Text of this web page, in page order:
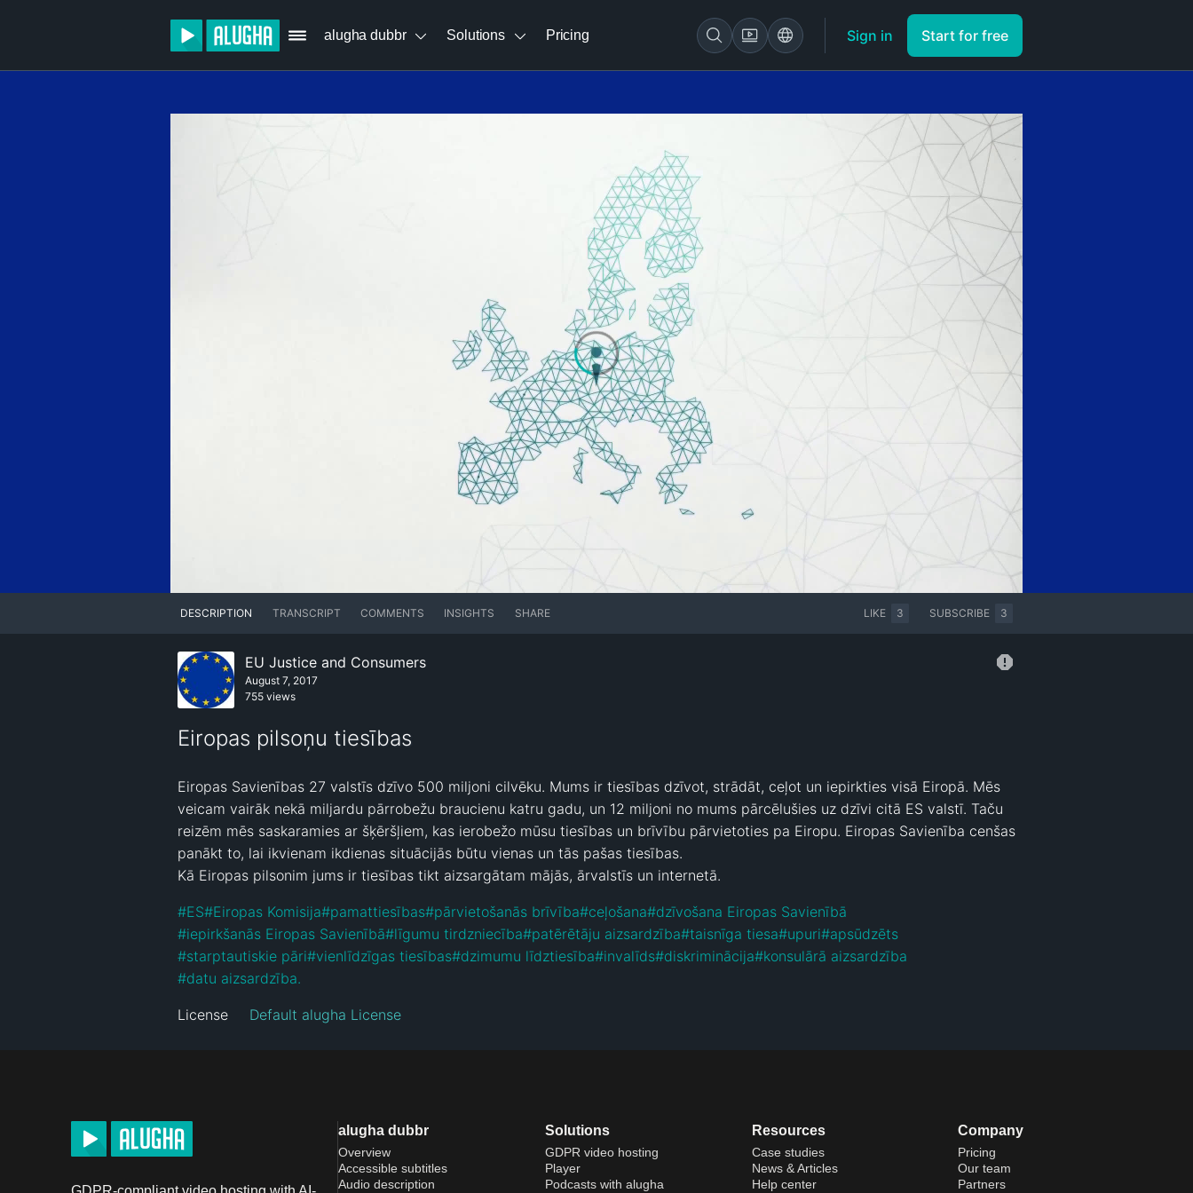
alugha dubbr Solutions Pricing Sign in Start for free
DESCRIPTION TRANSCRIPT COMMENTS INSIGHTS SHARE LIKE 3 SUBSCRIBE 3
EU Justice and Consumers
August 7, 2017
755 views
Eiropas pilsoņu tiesības
Eiropas Savienības 27 valstīs dzīvo 500 miljoni cilvēku. Mums ir tiesības dzīvot, strādāt, ceļot un iepirkties visā Eiropā. Mēs
veicam vairāk nekā miljardu pārrobežu braucienu katru gadu, un 12 miljoni no mums pārcēlušies uz dzīvi citā ES valstī. Taču
reizēm mēs saskaramies ar šķēršļiem, kas ierobežo mūsu tiesības un brīvību pārvietoties pa Eiropu. Eiropas Savienība cenšas
panākt to, lai ikvienam ikdienas situācijās būtu vienas un tās pašas tiesības.
Kā Eiropas pilsonim jums ir tiesības tikt aizsargātam mājās, ārvalstīs un internetā.
#ES#Eiropas Komisija#pamattiesības#pārvietošanās brīvība#ceļošana#dzīvošana Eiropas Savienībā
#iepirkšanās Eiropas Savienībā#līgumu tirdzniecība#patērētāju aizsardzība#taisnīga tiesa#upuri#apsūdzēts
#starptautiskie pāri#vienlīdzīgas tiesības#dzimumu līdztiesība#invalīds#diskriminācija#konsulārā aizsardzība
#datu aizsardzība.
License Default alugha License
alugha dubbr
Overview
Accessible subtitles
Audio description
Solutions
GDPR video hosting
Player
Podcasts with alugha
Resources
Case studies
News & Articles
Help center
Company
Pricing
Our team
Partners